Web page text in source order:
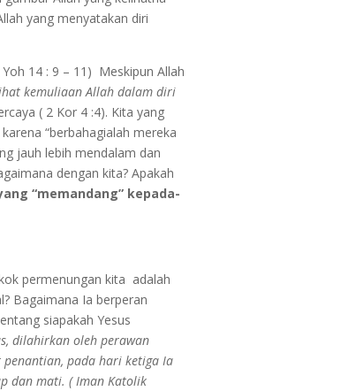
yang menyatakan diri
14 : 9 – 11) Meskipun Allah
kemuliaan Allah dalam diri
( 2 Kor 4 :4). Kita yang
“berbahagialah mereka
jauh lebih mendalam dan
dengan kita? Apakah
“memandang” kepada-
permenungan kita adalah
Bagaimana Ia berperan
siapakah Yesus
dilahirkan oleh perawan
pada hari ketiga Ia
dan mati. ( Iman Katolik